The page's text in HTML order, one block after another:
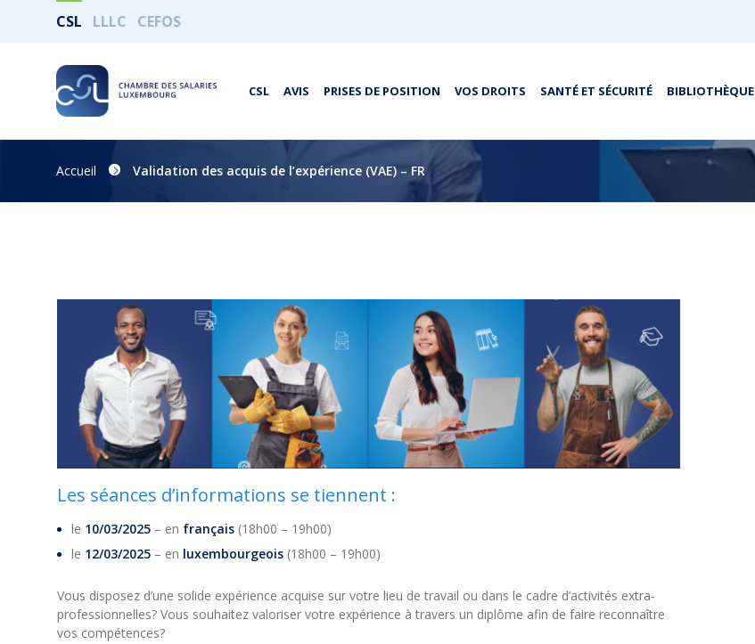
CSL LLLC CEFOS
CSL AVIS PRISES DE POSITION VOS DROITS SANTÉ ET SÉCURITÉ BIBLIOTHÈQUE
Accueil Validation des acquis de l’expérience (VAE) – FR
Les séances d’informations se tiennent :
le 10/03/2025 – en français (18h00 – 19h00)
le 12/03/2025 – en luxembourgeois (18h00 – 19h00)
Vous disposez d’une solide expérience acquise sur votre lieu de travail ou dans le cadre d’activités extra-
professionnelles? Vous souhaitez valoriser votre expérience à travers un diplôme afin de faire reconnaître
vos compétences?